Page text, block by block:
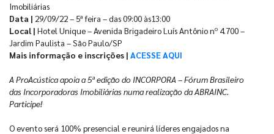
Imobiliárias
Data | 29/09/22 – 5ª feira – das 09:00 às13:00
Local | Hotel Unique – Avenida Brigadeiro Luís Antônio nº 4.700 –
Jardim Paulista – São Paulo/SP
Mais informação e inscrições | ACESSE AQUI
A ProAcústica apoia a 5ª edição do INCORPORA – Fórum Brasileiro
das Incorporadoras Imobiliárias numa realização da ABRAINC.
Participe!
O evento será 100% presencial e reunirá líderes engajados na